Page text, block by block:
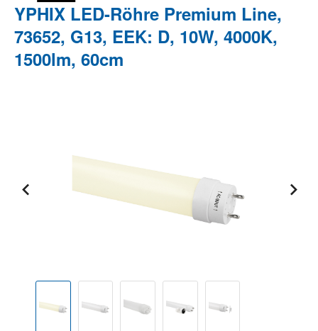
YPHIX LED-Röhre Premium Line,
73652, G13, EEK: D, 10W, 4000K,
1500lm, 60cm